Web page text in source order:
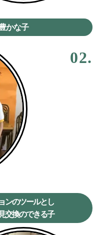
かな子
ンのツールとし
交換のできる子
02.